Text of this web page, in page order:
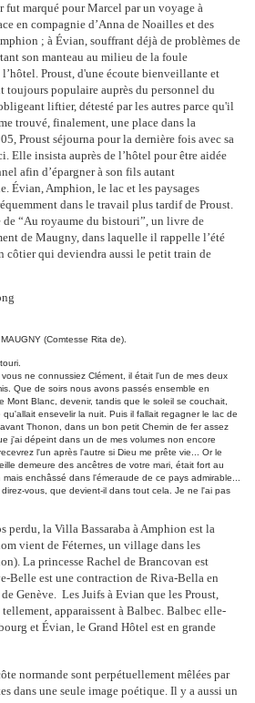
fut marqué pour Marcel par un voyage à
en compagnie d’Anna de Noailles et des
; à Évian, souffrant déjà de problèmes de
son manteau au milieu de la foule
l’hôtel. Proust, d'une écoute bienveillante et
toujours populaire auprès du personnel du
liftier, détesté par les autres parce qu'il
trouvé, finalement, une place dans la
Proust séjourna pour la dernière fois avec sa
Elle insista auprès de l’hôtel pour être aidée
afin d’épargner à son fils autant
Évian, Amphion, le lac et les paysages
dans le travail plus tardif de Proust.
“Au royaume du bistouri”, un livre de
de Maugny, dans laquelle il rappelle l’été
côtier qui deviendra aussi le petit train de
(Comtesse Rita de).
ne connussiez Clément, il était l'un de mes deux
Que de soirs nous avons passés ensemble en
Mont Blanc, devenir, tandis que le soleil se couchait,
qu'allait ensevelir la nuit. Puis il fallait regagner le lac de
Thonon, dans un bon petit Chemin de fer assez
j'ai dépeint dans un de mes volumes non encore
l'un après l'autre si Dieu me prête vie... Or le
demeure des ancêtres de votre mari, était fort au
enchâssé dans l'émeraude de ce pays admirable...
vous, que devient-il dans tout cela. Je ne l'ai pas
perdu, la Villa Bassaraba à Amphion est la
vient de Féternes, un village dans les
La princesse Rachel de Brancovan est
Belle est une contraction de Riva-Bella en
Genève. Les Juifs à Evian que les Proust,
apparaissent à Balbec. Balbec elle-
et Évian, le Grand Hôtel est en grande
normande sont perpétuellement mêlées par
dans une seule image poétique. Il y a aussi un